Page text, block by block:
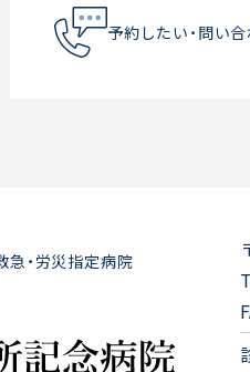
予約したい・問い
・労災指定病院